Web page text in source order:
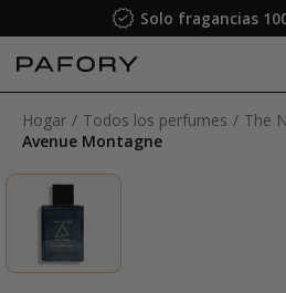
Solo fragancias
Hogar Todos los perfumes
The
Avenue Montagne